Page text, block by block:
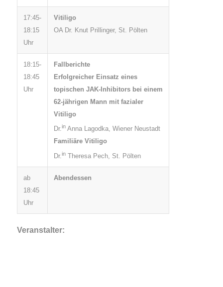
17:45-
18:15
Uhr
Vitiligo
OA Dr. Knut Prillinger, St. Pölten
18:15-
18:45
Uhr
Fallberichte
Erfolgreicher Einsatz eines
topischen JAK-Inhibitors bei einem
62-jährigen Mann mit fazialer
Vitiligo
Dr.inAnna Lagodka, Wiener Neustadt
Familiäre Vitiligo
Dr. inTheresa Pech, St. Pölten
ab
18:45
Uhr
Abendessen
Veranstalter: